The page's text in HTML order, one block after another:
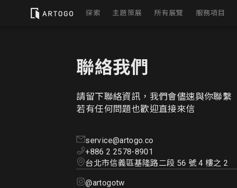
探索 主題策展 所有展覽 服務項目
聯絡我們
請留下聯絡資訊，我們會儘速與你聯繫
若有任何問題也歡迎直接來信
service@artogo.co
+886 2 2578-8901
台北市信義區基隆路二段 56 號 4 樓之 2
@artogotw